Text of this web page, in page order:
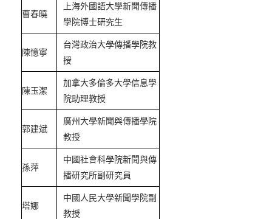
曹春曉
上海外國語大學新聞傳播
學院博士研究生
陳憶寧
台灣政治大學傳播學院教
授
陳玉潔
加拿大多倫多大學信息學
院助理教授
郭建斌
廣州大學新聞與傳播學院
教授
孫萍
中國社會科學院新聞與傳
播研究所副研究員
塔娜
中國人民大學新聞學院副
教授